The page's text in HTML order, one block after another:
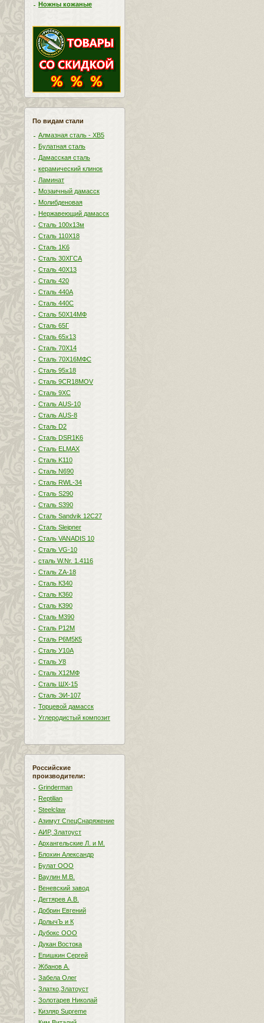
Ножны кожаные
По видам стали
Алмазная сталь - ХВ5
Булатная сталь
Дамасская сталь
керамический клинок
Ламинат
Мозаичный дамасск
Молибденовая
Нержавеющий дамасск
Сталь 100х13м
Сталь 110Х18
Сталь 1K6
Сталь 30ХГСА
Сталь 40Х13
Сталь 420
Сталь 440A
Сталь 440С
Сталь 50Х14МФ
Сталь 65Г
Сталь 65х13
Сталь 70Х14
Сталь 70Х16МФС
Сталь 95х18
Сталь 9CR18MOV
Сталь 9ХС
Сталь AUS-10
Сталь AUS-8
Сталь D2
Сталь DSR1K6
Сталь ELMAX
Сталь K110
Сталь N690
Сталь RWL-34
Сталь S290
Сталь S390
Сталь Sandvik 12C27
Сталь Sleipner
Сталь VANADIS 10
Сталь VG-10
сталь W.Nr. 1.4116
Сталь ZA-18
Сталь К340
Сталь К360
Сталь К390
Сталь М390
Сталь Р12М
Сталь Р6М5К5
Сталь У10А
Сталь У8
Сталь Х12МФ
Сталь ШХ-15
Сталь ЭИ-107
Торцевой дамасск
Углеродистый композит
Российские
производители:
Grinderman
Reptilian
Steelclaw
Азимут СпецСнаряжение
АИР, Златоуст
Архангельские Л. и М.
Блохин Александр
Булат ООО
Ваулин М.В.
Веневский завод
Дегтярев А.В.
Добрин Евгений
ДолычЪ и К
Дубокс ООО
Дукан Востока
Епишкин Сергей
Жбанов А.
Забела Олег
Златко,Златоуст
Золотарев Николай
Кизляр Supreme